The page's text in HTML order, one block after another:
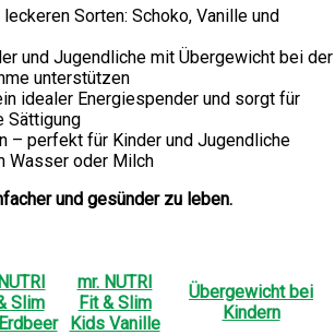
Sorten: Schoko, Vanille und
und Jugendliche mit Übergewicht bei der
unterstützen
idealer Energiespender und sorgt für
Sättigung
– perfekt für Kinder und Jugendliche
Wasser oder Milch
und gesünder zu leben.
Slim
mr. NUTRI
Fit & Slim
Kids Vanille
Übergewicht bei
Kindern